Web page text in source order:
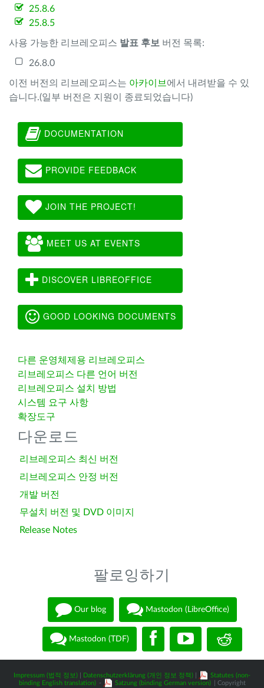
25.8.6
25.8.5
사용 가능한 리브레오피스 발표 후보 버전 목록:
26.8.0
이전 버전의 리브레오피스는 아카이브 에서 내려받을 수 있
습니다.(일부 버전은 지원이 종료되었습니다)
DOCUMENTATION
PROVIDE FEEDBACK
JOIN THE PROJECT!
MEET US AT EVENTS
DISCOVER LIBREOFFICE
GOOD LOOKING DOCUMENTS
다른 운영체제용 리브레오피스
리브레오피스 다른 언어 버전
리브레오피스 설치 방법
시스템 요구 사항
확장도구
다운로드
리브레오피스 최신 버전
리브레오피스 안정 버전
개발 버전
무설치 버전 및 DVD 이미지
Release Notes
팔로잉하기
Our blog Mastodon (LibreOffice)
Mastodon (TDF)
Impressum (법적 정보) Datenschutzerklärung (개인 정보 정책)
Statutes (non-
binding English translation) - Satzung (binding German version)
| Copyright